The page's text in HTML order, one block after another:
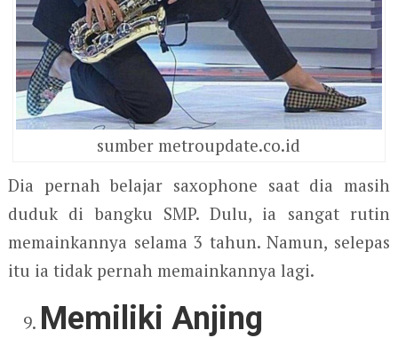
sumber metroupdate.co.id
Dia pernah belajar saxophone saat dia masih
duduk di bangku SMP. Dulu, ia sangat rutin
memainkannya selama 3 tahun. Namun, selepas
itu ia tidak pernah memainkannya lagi.
Memiliki Anjing